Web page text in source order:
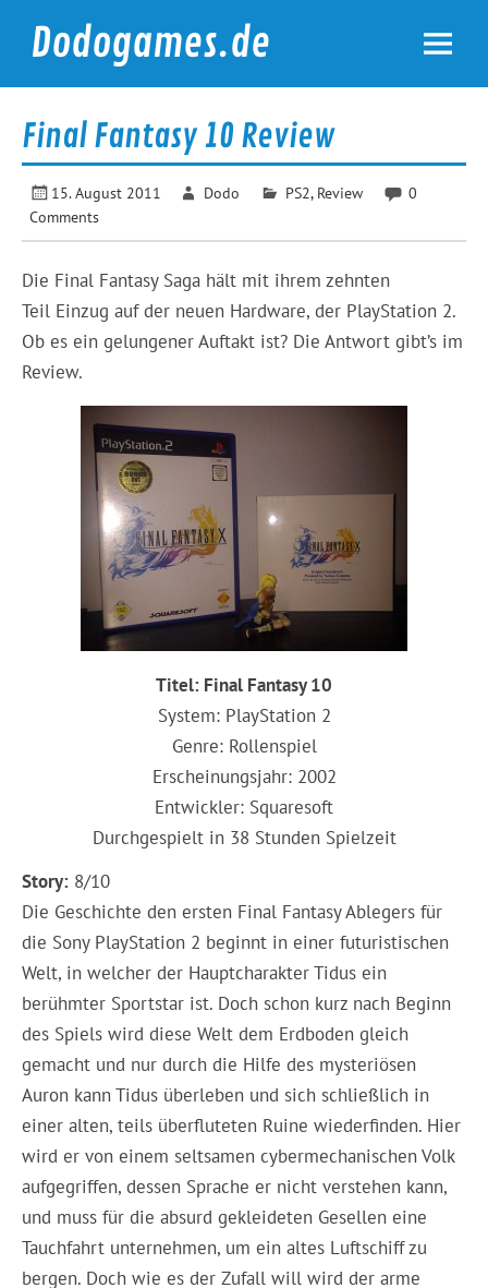
contentDodogames.de
Final Fantasy 10 Review
15. August 2011 Dodo PS2, Review
0
Comments
Die Final Fantasy Saga hält mit ihrem zehnten
Teil Einzug auf der neuen Hardware, der PlayStation 2.
Ob es ein gelungener Auftakt ist? Die Antwort gibt’s im
Review.
Titel: Final Fantasy 10
System: PlayStation 2
Genre: Rollenspiel
Erscheinungsjahr: 2002
Entwickler: Squaresoft
Durchgespielt in 38 Stunden Spielzeit
Story: 8/10
Die Geschichte den ersten Final Fantasy Ablegers für
die Sony PlayStation 2 beginnt in einer futuristischen
Welt, in welcher der Hauptcharakter Tidus ein
berühmter Sportstar ist. Doch schon kurz nach Beginn
des Spiels wird diese Welt dem Erdboden gleich
gemacht und nur durch die Hilfe des mysteriösen
Auron kann Tidus überleben und sich schließlich in
einer alten, teils überfluteten Ruine wiederfinden. Hier
wird er von einem seltsamen cybermechanischen Volk
aufgegriffen, dessen Sprache er nicht verstehen kann,
und muss für die absurd gekleideten Gesellen eine
Tauchfahrt unternehmen, um ein altes Luftschiff zu
bergen. Doch wie es der Zufall will wird der arme